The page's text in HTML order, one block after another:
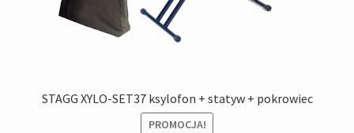
STAGG XYLO-SET37 ksylofon + statyw + pokrowiec
PROMOCJA!